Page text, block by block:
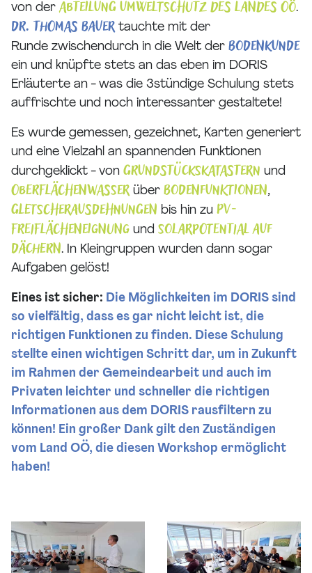
von derAbteilung Umweltschutz des Landes OÖ.
Dr. Thomas Bauer tauchte mit der
Runde zwischendurch in die Welt der Bodenkunde
ein und knüpfte stets an das eben im DORIS
Erläuterte an - was die 3stündige Schulung stets
auffrischte und noch interessanter gestaltete!
Es wurde gemessen, gezeichnet, Karten generiert
und eine Vielzahl an spannenden Funktionen
durchgeklickt - von Grundstückskatastern und
Oberflächenwasser über Bodenfunktionen,
Gletscherausdehnungen bis hin zu PV-
Freiflächeneignung und Solarpotential auf
Dächern. In Kleingruppen wurden dann sogar
Aufgaben gelöst!
Eines ist sicher: Die Möglichkeiten im DORIS sind
so vielfältig, dass es gar nicht leicht ist, die
richtigen Funktionen zu finden. Diese Schulung
stellte einen wichtigen Schritt dar, um in Zukunft
im Rahmen der Gemeindearbeit und auch im
Privaten leichter und schneller die richtigen
Informationen aus dem DORIS rausfiltern zu
können! Ein großer Dank gilt den Zuständigen
vom Land OÖ, die diesen Workshop ermöglicht
haben!